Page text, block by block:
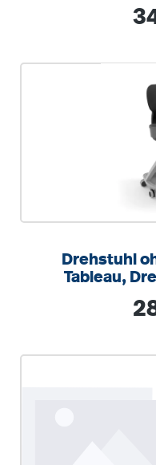
Drehstuhl
Tableau,